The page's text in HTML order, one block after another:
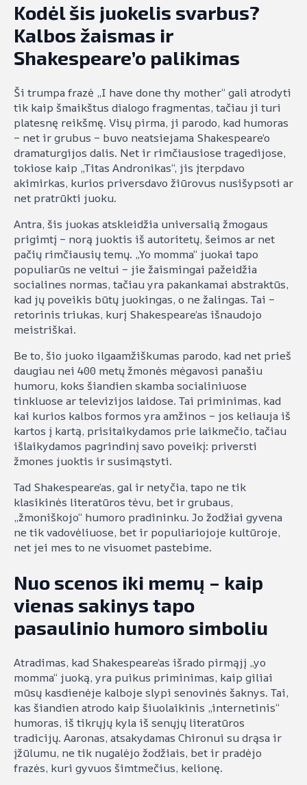
Kodėl šis juokelis svarbus?
Kalbos žaismas ir
Shakespeare’o palikimas
Ši trumpa frazė „I have done thy mother“ gali atrodyti
tik kaip šmaikštus dialogo fragmentas, tačiau ji turi
platesnę reikšmę. Visų pirma, ji parodo, kad humoras
– net ir grubus – buvo neatsiejama Shakespeare’o
dramaturgijos dalis. Net ir rimčiausiose tragedijose,
tokiose kaip „Titas Andronikas“, jis įterpdavo
akimirkas, kurios priversdavo žiūrovus nusišypsoti ar
net pratrūkti juoku.
Antra, šis juokas atskleidžia universalią žmogaus
prigimtį – norą juoktis iš autoritetų, šeimos ar net
pačių rimčiausių temų. „Yo momma“ juokai tapo
populiarūs ne veltui – jie žaismingai pažeidžia
socialines normas, tačiau yra pakankamai abstraktūs,
kad jų poveikis būtų juokingas, o ne žalingas. Tai –
retorinis triukas, kurį Shakespeare’as išnaudojo
meistriškai.
Be to, šio juoko ilgaamžiškumas parodo, kad net prieš
daugiau nei 400 metų žmonės mėgavosi panašiu
humoru, koks šiandien skamba socialiniuose
tinkluose ar televizijos laidose. Tai priminimas, kad
kai kurios kalbos formos yra amžinos – jos keliauja iš
kartos į kartą, prisitaikydamos prie laikmečio, tačiau
išlaikydamos pagrindinį savo poveikį: priversti
žmones juoktis ir susimąstyti.
Tad Shakespeare’as, gal ir netyčia, tapo ne tik
klasikinės literatūros tėvu, bet ir grubaus,
„žmoniškojo“ humoro pradininku. Jo žodžiai gyvena
ne tik vadovėliuose, bet ir populiariojoje kultūroje,
net jei mes to ne visuomet pastebime.
Nuo scenos iki memų – kaip
vienas sakinys tapo
pasaulinio humoro simboliu
Atradimas, kad Shakespeare’as išrado pirmąjį „yo
momma“ juoką, yra puikus priminimas, kaip giliai
mūsų kasdienėje kalboje slypi senovinės šaknys. Tai,
kas šiandien atrodo kaip šiuolaikinis „internetinis“
humoras, iš tikrųjų kyla iš senųjų literatūros
tradicijų. Aaronas, atsakydamas Chironui su drąsa ir
įžūlumu, ne tik nugalėjo žodžiais, bet ir pradėjo
frazės, kuri gyvuos šimtmečius, kelionę.